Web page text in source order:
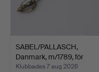
SABEL/PALLASCH,
Danmark, m/1789, för
kaval…
Klubbades 7 aug 2026